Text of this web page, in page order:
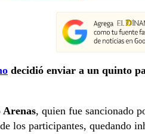
decidió enviar a un quinto
Arenas, quien fue sancionado
los participantes, quedando